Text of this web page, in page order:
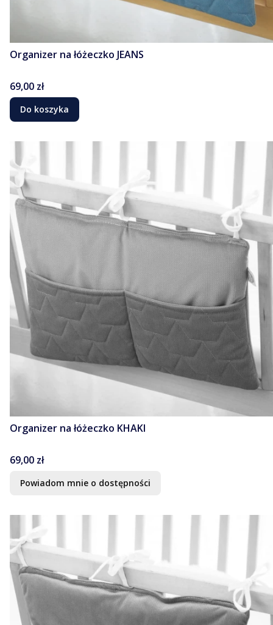
Organizer na łóżeczko JEANS
Cena
69,00 zł
Do koszyka
Organizer na łóżeczko KHAKI
Cena
69,00 zł
Powiadom mnie o dostępności